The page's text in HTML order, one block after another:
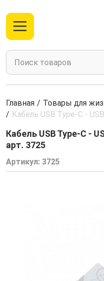
Главная / Товары для
/ Кабель USB Type-C -
Кабель USB Type-C -
арт. 3725
Артикул: 3725